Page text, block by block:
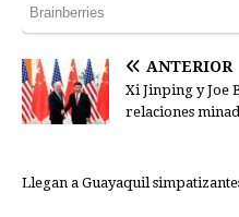
ANTERIOR
Xi Jinping y Joe
relaciones
Llegan a Guayaquil